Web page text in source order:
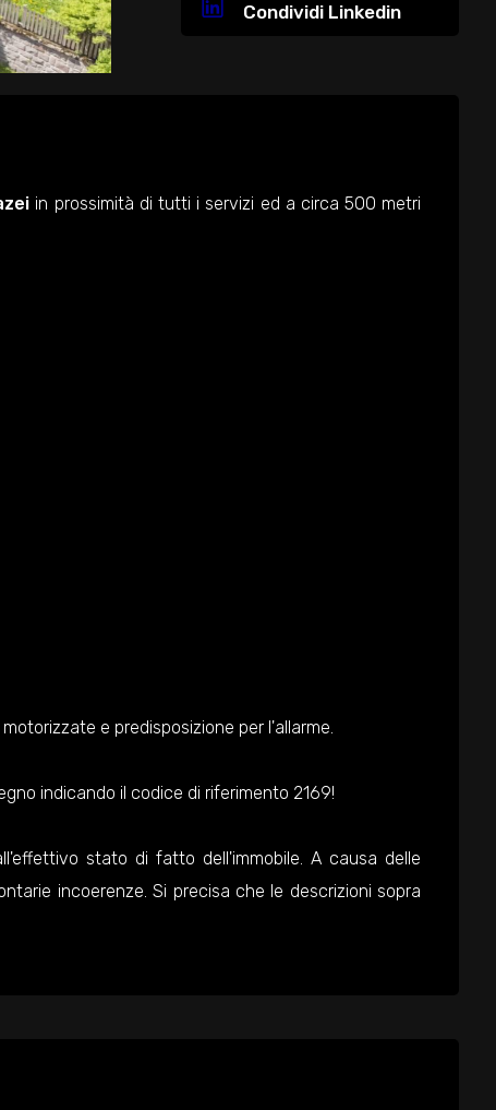
Condividi Linkedin
in prossimità di tutti i servizi ed a circa 500 metri
e predisposizione per l'allarme.
indicando il codice di riferimento 2169!
stato di fatto dell'immobile. A causa delle
incoerenze. Si precisa che le descrizioni sopra